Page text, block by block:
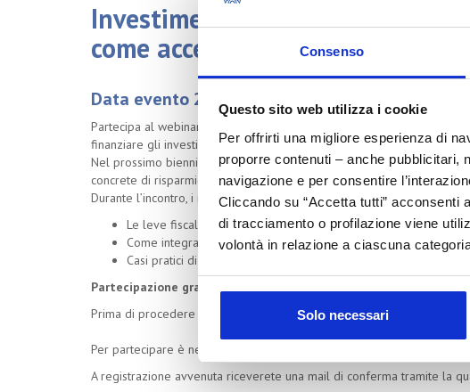
Consenso
Questo sito web utilizza i cookie
Per offrirti una migliore esperienza di
proporre contenuti – anche pubblicitari,
navigazione e per consentire
Cliccando su “Accetta tutti” acconsenti
di tracciamento o profilazione viene
volontà in relazione a ciascuna
Solo necessari
Investimenti green e digitali
come accedere alle agevolazioni
Data evento 28/05/2026
Partecipa al webinar gratuito di Cosmetica Italia Servizi giovedì 28
finanziare gli investimenti della tua azienda cosmetica in sostenibilità,
Nel prossimo biennio, grazie a incentivi statali, puoi trasformare i
concrete di risparmio e crescita.
Durante l’incontro, i nostri esperti di Ergo – Tecno Group ti guideranno
Le leve fiscali disponibili nel 2026–2028 per investimenti
Come integrare sostenibilità, efficienza e controllo di processo
Casi pratici di aziende cosmetiche che hanno già sfruttato
Partecipazione gratuita:
Prima di procedere alla registrazione vi preghiamo di prendere
Per partecipare è necessario registrarsi tramite il seguente
A registrazione avvenuta riceverete una mail di conferma tramite la